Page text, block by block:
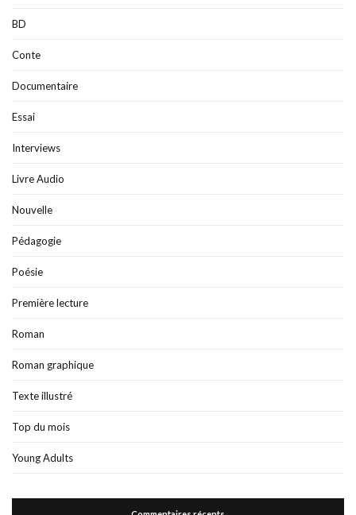
BD
Conte
Documentaire
Essai
Interviews
Livre Audio
Nouvelle
Pédagogie
Poésie
Première lecture
Roman
Roman graphique
Texte illustré
Top du mois
Young Adults